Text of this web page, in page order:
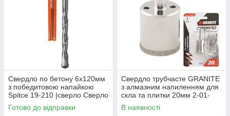
Свердло по бетону 6х120мм
з победитовою напайкою
Spitce 19-210 |сверло Сверло
по бетону 6х120мм с
победитовой напайкой Spitce
Готово до відправки
Свердло трубчасте GRANITE
з алмазним напиленням для
скла та плитки 20мм 2-01-
220 |Сверло трубчатое
GRANITE с алмазным
В наявності